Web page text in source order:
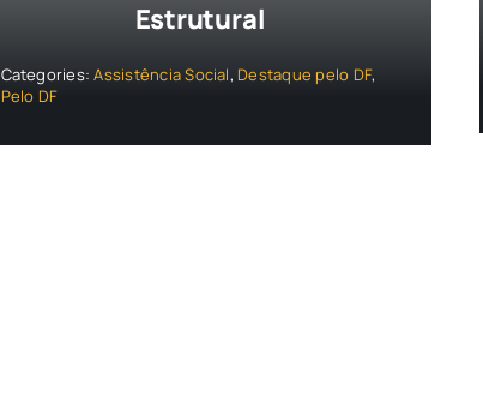
Estrutural
Categories:Assistência Social, Destaque pelo DF,
Pelo DF